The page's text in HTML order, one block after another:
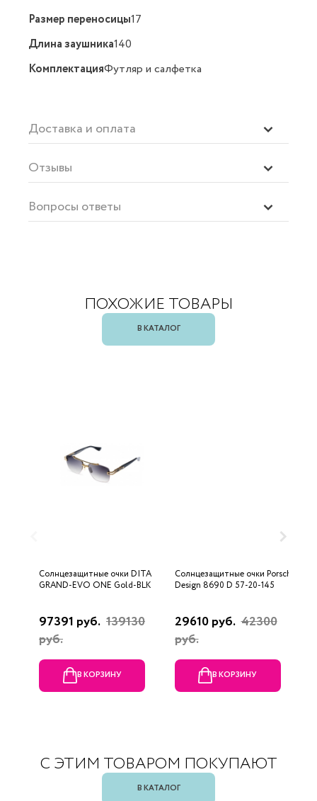
Размер переносицы17
Длина заушника140
КомплектацияФутляр и салфетка
Доставка и оплата
Отзывы
Вопросы ответы
ПОХОЖИЕ ТОВАРЫ
В КАТАЛОГ
Солнцезащитные очки DITA
GRAND-EVO ONE Gold-BLK
97391 руб. 139130
руб.
В КОРЗИНУ
Солнцезащитные очки Porsche
Design 8690 D 57-20-145
29610 руб. 42300
руб.
В КОРЗИНУ
С ЭТИМ ТОВАРОМ ПОКУПАЮТ
В КАТАЛОГ